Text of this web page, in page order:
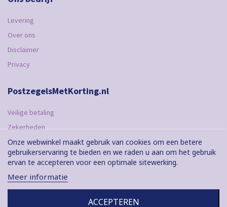
Levering
Over ons
Disclaimer
Privacy
PostzegelsMetKorting.nl
Veilige betaling
Zekerheden
Bestelling
Betaling
Onze webwinkel maakt gebruik van cookies om een ​​betere
gebruikerservaring te bieden en we raden u aan om het gebruik
ervan te accepteren voor een optimale sitewerking.
Meer informatie
ACCEPTEREN